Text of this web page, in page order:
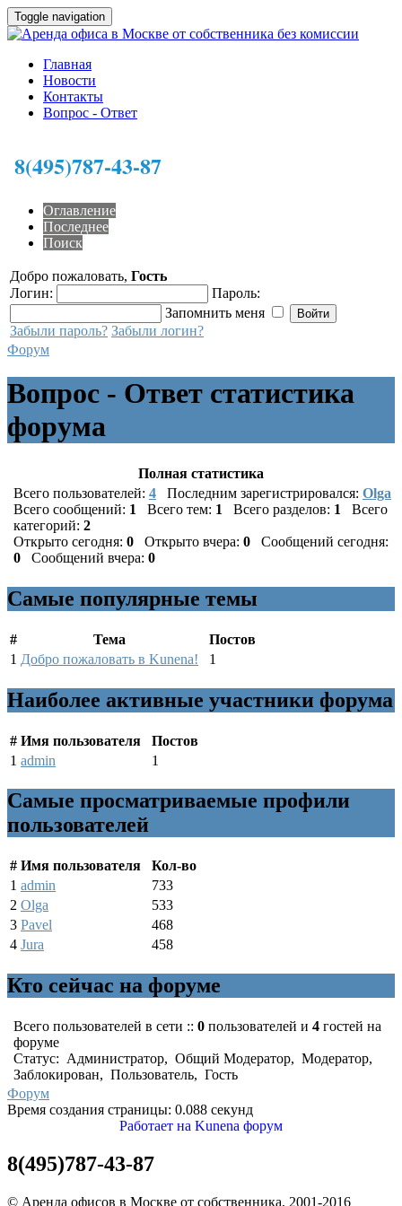
Toggle navigation
Главная
Новости
Контакты
Вопрос - Ответ
8(495)787-43-87
Оглавление
Последнее
Поиск
Добро пожаловать, Гость
Логин:
Пароль:
Запомнить меня
Забыли пароль? Забыли логин?
Форум
Вопрос - Ответ статистика
форума
Полная статистика
Всего пользователей: 4 Последним зарегистрировался: Olga
Всего сообщений: 1 Всего тем: 1 Всего разделов: 1
Всего
категорий: 2
Открыто сегодня: 0 Открыто вчера: 0 Сообщений сегодня:
0 Сообщений вчера: 0
Самые популярные темы
# Тема
Постов
1 Добро пожаловать в Kunena! 1
Наиболее активные участники форума
# Имя пользователя
Постов
1 admin 1
Самые просматриваемые профили
пользователей
# Имя пользователя
Кол-во
1 admin
733
2 Olga
533
3 Pavel
468
4 Jura 458
Кто сейчас на форуме
Всего пользователей в сети :: 0 пользователей и 4 гостей на
форуме
Статус: Администратор, Общий Модератор, Модератор,
Заблокирован, Пользователь, Гость
Форум
Время создания страницы: 0.088 секунд
Работает на Kunena форум
8(495)787-43-87
© Аренда офисов в Москве от собственника, 2001-2016